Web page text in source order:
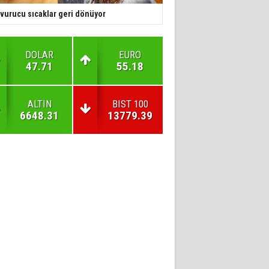
sıcaklar geri dönüyor
DOLAR
47.71
EURO
55.18
ALTIN
6648.31
BIST 100
13779.39